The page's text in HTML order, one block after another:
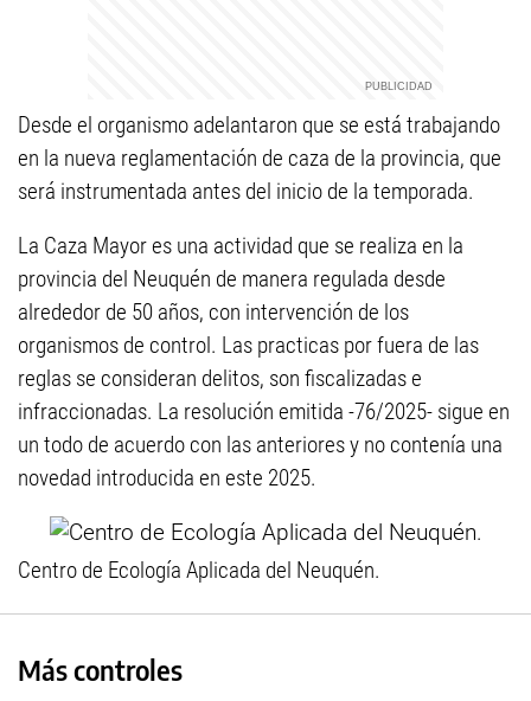
Desde el organismo adelantaron que se está trabajando
en la nueva reglamentación de caza de la provincia, que
será instrumentada antes del inicio de la temporada.
La Caza Mayor es una actividad que se realiza en la
provincia del Neuquén de manera regulada desde
alrededor de 50 años, con intervención de los
organismos de control. Las practicas por fuera de las
reglas se consideran delitos, son fiscalizadas e
infraccionadas. La resolución emitida -76/2025- sigue en
un todo de acuerdo con las anteriores y no contenía una
novedad introducida en este 2025.
Centro de Ecología Aplicada del Neuquén.
Más controles